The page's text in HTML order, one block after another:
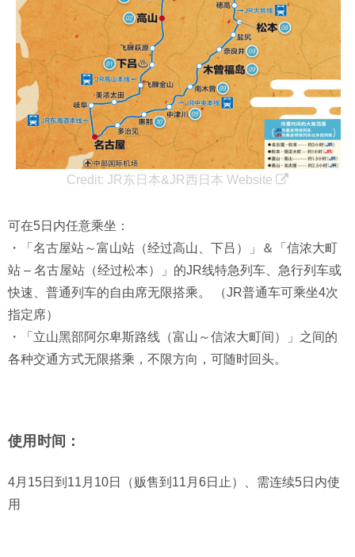
Credit: JR东日本&JR西日本 Website
可在5日内任意乘坐：
・「名古屋站～富山站（经过高山、下吕）」＆「信浓大町
站 – 名古屋站（经过松本）」的JR线特急列车、急行列车或
快速、普通列车的自由席无限搭乘。 （JR普通车可乘坐4次
指定席）
・「立山黑部阿尔卑斯路线（富山～信浓大町间）」之间的
各种交通方式无限搭乘，不限方向，可随时回头。
使用时间：
4月15日到11月10日（贩售到11月6日止）、需连续5日内使
用